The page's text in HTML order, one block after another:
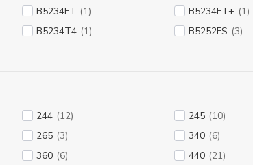
B5234FT (1) B5234FT+ (1)
B5234T4 (1) B5252FS (3)
244 (12) 245 (10)
265 (3) 340 (6)
360 (6) 440 (21)